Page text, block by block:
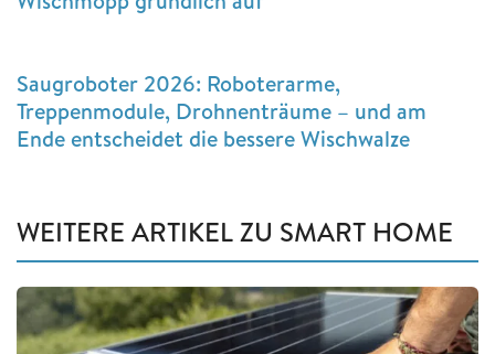
Saugroboter 2026: Roboterarme,
Treppenmodule, Drohnenträume – und am
Ende entscheidet die bessere Wischwalze
WEITERE ARTIKEL ZU SMART HOME